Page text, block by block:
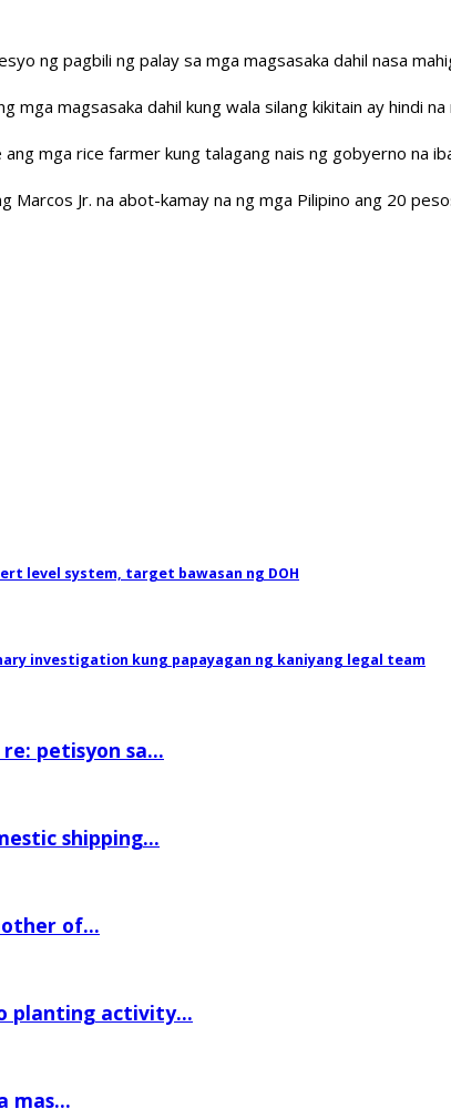
ng pagbili ng palay sa mga magsasaka dahil nasa
mga magsasaka dahil kung wala silang kikitain ay hindi
mga rice farmer kung talagang nais ng gobyerno na
Marcos Jr. na abot-kamay na ng mga Pilipino ang 20
level system, target bawasan ng DOH
investigation kung papayagan ng kaniyang legal team
petisyon sa...
shipping...
of...
planting activity...
mas...